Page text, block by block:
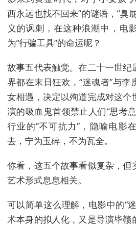
西永远也找不回来”的谜语，“臭
义的讽刺，在这种浪潮中，电
为“行骗工具”的命运呢？
故事五代表触觉。在二十一世纪
界都在末日狂欢，“迷魂者”与
女相遇，决定以殉道完成对这个
演的吸血鬼首领禁止人们“思考
行业的“不可抗力”，隐喻电影
去，宁为玉碎，不为瓦全。
你看，这五个故事看似复杂，但
艺术形式息息相关。
可以简单这么理解，电影中的“
术本身的拟人化，又是导演毕赣